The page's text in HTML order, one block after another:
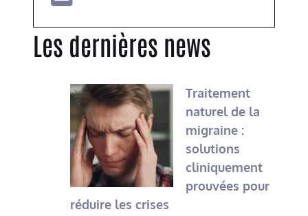
Les dernières news
Traitement
naturel de la
migraine :
solutions
cliniquement
prouvées pour
réduire les crises